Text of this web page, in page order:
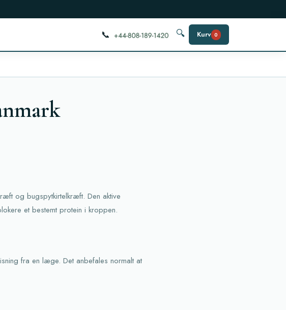
📞 🔍 Kurv 0
og bugspytkirtelkræft. Den aktive
et bestemt protein i kroppen.
fra en læge. Det anbefales normalt at